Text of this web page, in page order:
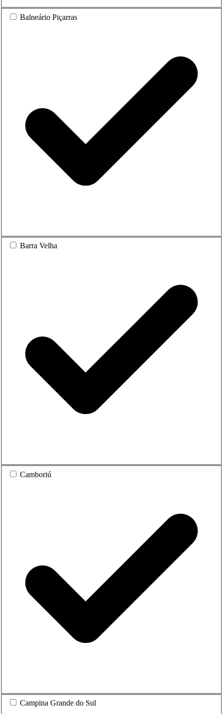
Balneário Piçarras
Barra Velha
Camboriú
Campina Grande do Sul